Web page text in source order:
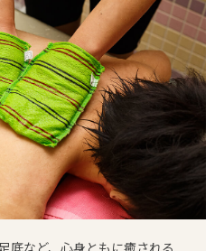
底など、心身ともに癒される